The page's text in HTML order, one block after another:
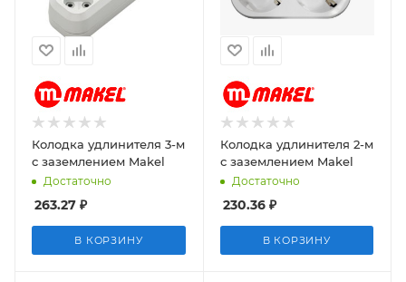
Колодка удлинителя 3-м
с заземлением Makel
Достаточно
263.27 ₽
В КОРЗИНУ
Колодка удлинителя 2-м
с заземлением Makel
Достаточно
230.36₽
В КОРЗИНУ